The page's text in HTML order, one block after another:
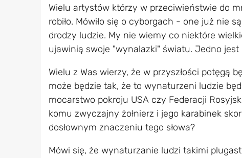
Wielu artystów którzy w przeciwieństwie do
robiło. Mówiło się o cyborgach - one już nie
drodzy ludzie. My nie wiemy co niektóre
ujawinią swoje "wynalazki" światu. Jedno jest
Wielu z Was wierzy, że w przyszłości potęgą
może będzie tak, że to wynaturzeni ludzie
mocarstwo pokroju USA czy Federacji
komu zwyczajny żołnierz i jego karabinek
dosłownym znaczeniu tego słowa?
Mówi się, że wynaturzanie ludzi takimi